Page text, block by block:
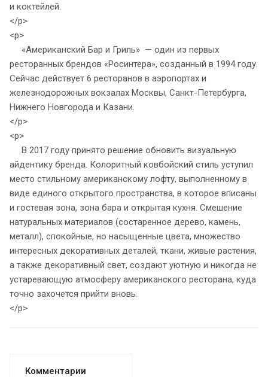
и коктейлей.
</p>
<p>
«Американский Бар и Гриль» — один из первых
ресторанных брендов «Росинтера», созданный в 1994 году.
Сейчас действует 6 ресторанов в аэропортах и
железнодорожных вокзалах Москвы, Санкт-Петербурга,
Нижнего Новгорода и Казани.
</p>
<p>
В 2017 году принято решение обновить визуальную
айдентику бренда. Колоритный ковбойский стиль уступил
место стильному американскому лофту, выполненному в
виде единого открытого пространства, в которое вписаны
и гостевая зона, зона бара и открытая кухня. Смешение
натуральных материалов (состаренное дерево, камень,
металл), спокойные, но насыщенные цвета, множество
интересных декоративных деталей, ткани, живые растения,
а также декоративный свет, создают уютную и никогда не
устаревающую атмосферу американского ресторана, куда
точно захочется прийти вновь.
</p>
Комментарии